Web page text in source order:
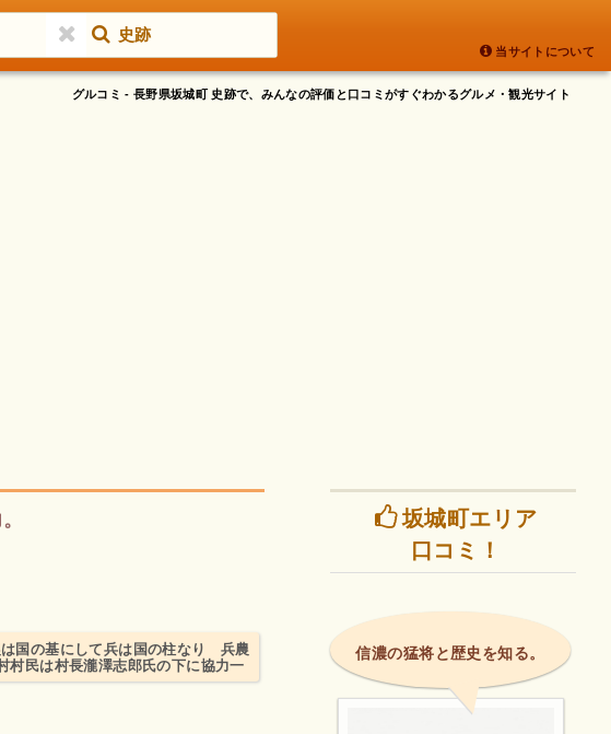
史跡
当サイトについて
グルコミ - 長野県坂城町 史跡で、みんなの評価と口コミがすぐわかるグルメ・観光サイト
国の基にして兵は国の柱なり 兵農
民は村長瀧澤志郎氏の下に協力一
坂城町エリア
口コミ！
信濃の猛将と歴史を知る。